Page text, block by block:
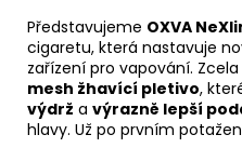
Představujeme OXVA
cigaretu, která nastavuje
zařízení pro vapování.
mesh žhavící pletivo,
výdrž a výrazně lepší
hlavy. Už po prvním